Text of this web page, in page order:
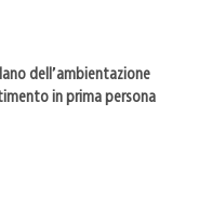
dell’ambientazione
in prima persona